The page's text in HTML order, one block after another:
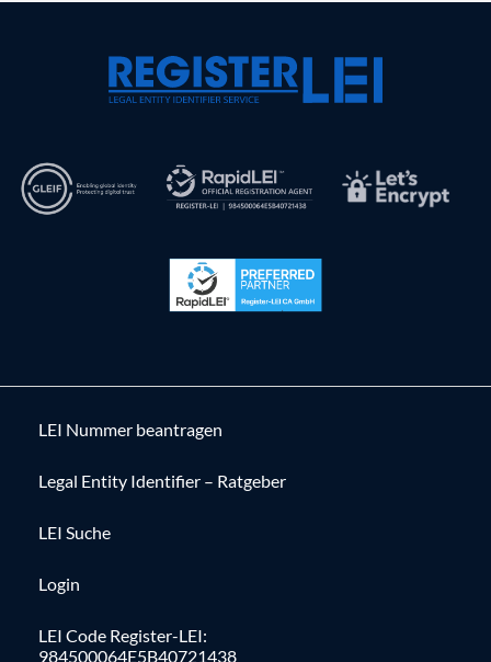
LEI Nummer beantragen
Legal Entity Identifier – Ratgeber
LEI Suche
Login
LEI Code Register-LEI:
984500064E5B40721438